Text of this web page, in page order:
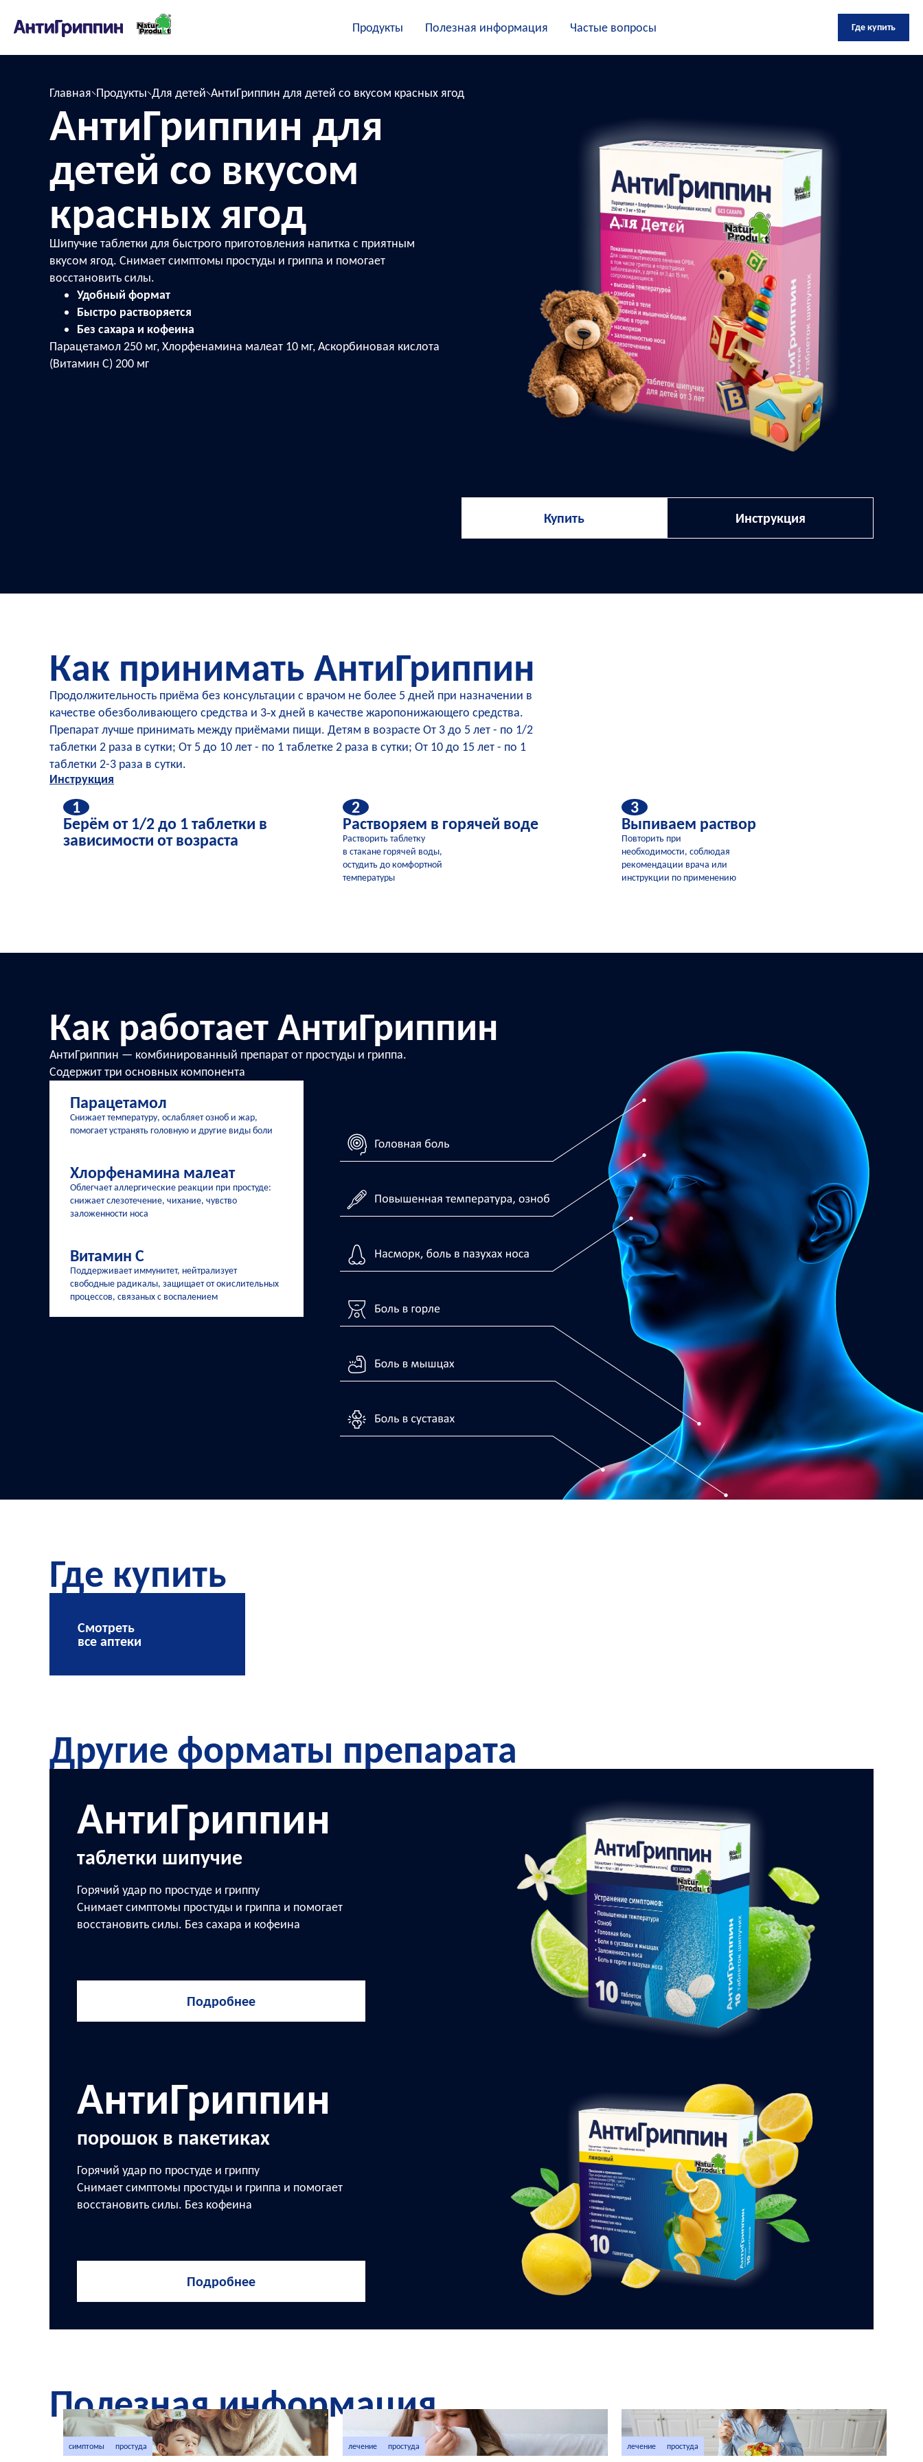
Продукты Полезная информация Частые вопросы Где купить
Главная Продукты Для детей АнтиГриппин для детей со вкусом красных ягод
АнтиГриппин для
детей со вкусом
красных ягод
Шипучие таблетки для быстрого приготовления напитка с приятным
вкусом ягод. Снимает симптомы простуды и гриппа и помогает
восстановить силы.
Удобный формат
Быстро растворяется
Без сахара и кофеина
Парацетамол 250 мг, Хлорфенамина малеат 10 мг, Аскорбиновая кислота
(Витамин С) 200 мг
Купить Инструкция
Как принимать АнтиГриппин
Продолжительность приёма без консультации с врачом не более 5 дней при назначении в
качестве обезболивающего средства и 3‑х дней в качестве жаропонижающего средства.
Препарат лучше принимать между приёмами пищи. Детям в возрасте От 3 до 5 лет - по 1/2
таблетки 2 раза в сутки; От 5 до 10 лет - по 1 таблетке 2 раза в сутки; От 10 до 15 лет - по 1
таблетки 2-3 раза в сутки.
Инструкция
1
Берём от 1/2 до 1 таблетки в
зависимости от возраста
2
Растворяем в горячей воде
Растворить таблетку
в стакане горячей воды,
остудить до комфортной
температуры
3
Выпиваем раствор
Повторить при
необходимости, соблюдая
рекомендации врача или
инструкции по применению
Как работает АнтиГриппин
АнтиГриппин — комбинированный препарат от простуды и гриппа.
Содержит три основных компонента
Парацетамол
Снижает температуру, ослабляет озноб и жар,
помогает устранять головную и другие виды боли
Хлорфенамина малеат
Облегчает аллергические реакции при простуде:
снижает слезотечение, чихание, чувство
заложенности носа
Витамин С
Поддерживает иммунитет, нейтрализует
свободные радикалы, защищает от окислительных
процессов, связаных с воспалением
Где купить
Смотреть
все аптеки
Другие форматы препарата
АнтиГриппин
таблетки шипучие
Горячий удар по простуде и гриппу
Снимает симптомы простуды и гриппа и помогает
восстановить силы. Без сахара и кофеина
Подробнее
АнтиГриппин
порошок в пакетиках
Горячий удар по простуде и гриппу
Снимает симптомы простуды и гриппа и помогает
восстановить силы. Без кофеина
Подробнее
Полезная информация
симптомы простуда лечение простуда лечение простуда